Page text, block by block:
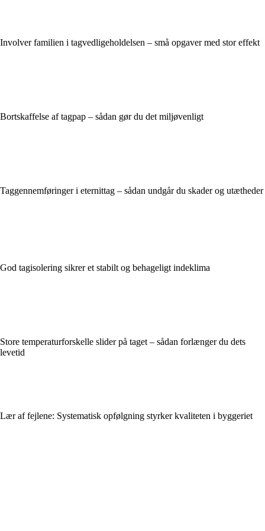
Involver familien i tagvedligeholdelsen – små opgaver med stor effekt
Bortskaffelse af tagpap – sådan gør du det miljøvenligt
Taggennemføringer i eternittag – sådan undgår du skader og utætheder
God tagisolering sikrer et stabilt og behageligt indeklima
Store temperaturforskelle slider på taget – sådan forlænger du dets
levetid
Lær af fejlene: Systematisk opfølgning styrker kvaliteten i byggeriet